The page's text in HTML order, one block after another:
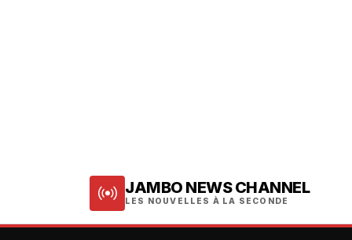
JAMBO NEWS CHANNEL
LES NOUVELLES À LA SECONDE